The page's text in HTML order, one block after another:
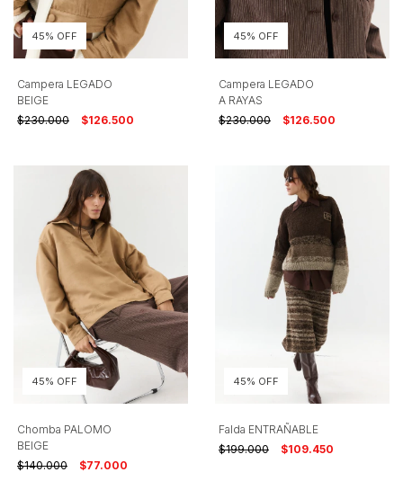
45% OFF
Campera LEGADO
BEIGE
$230.000
$126.500
45% OFF
Campera LEGADO
A RAYAS
$230.000
$126.500
45% OFF
Chomba PALOMO
BEIGE
$140.000
$77.000
45% OFF
Falda ENTRAÑABLE
$199.000
$109.450